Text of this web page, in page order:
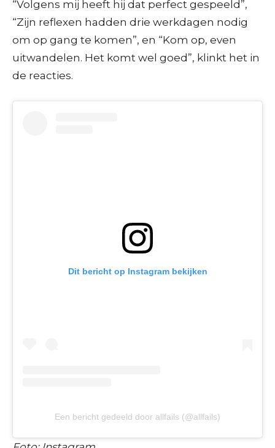
“Volgens mij heeft hij dat perfect gespeeld”,
“Zijn reflexen hadden drie werkdagen nodig
om op gang te komen”, en “Kom op, even
uitwandelen. Het komt wel goed”, klinkt het in
de reacties.
Dit bericht op Instagram bekijken
Een bericht gedeeld door allfails (@allfails)